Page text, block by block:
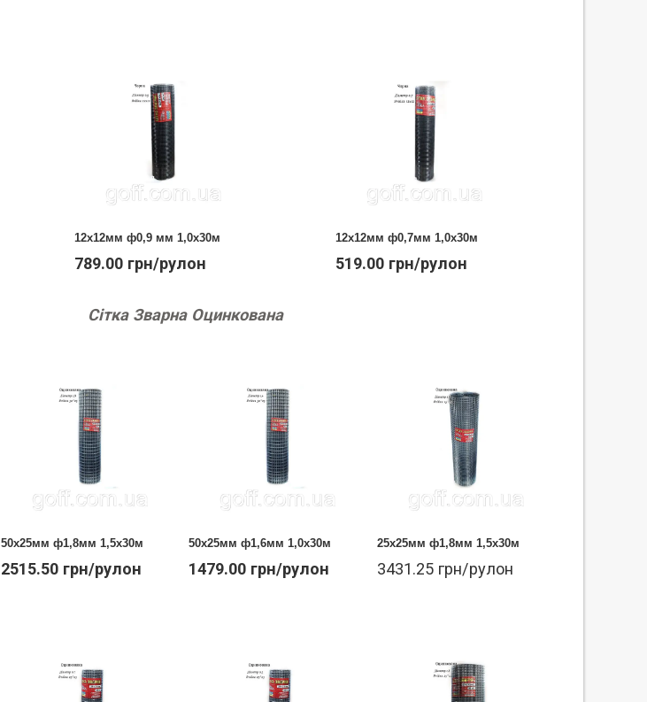
12х12мм ф0,9 мм 1,0х30м
789.00 грн/рулон
12х12мм ф0,7мм 1,0х30м
519.00 грн/рулон
Сітка Зварна Оцинкована
50х25мм ф1,8мм 1,5х30м
2515.50 грн/рулон
50х25мм ф1,6мм 1,0х30м
1479.00 грн/рулон
25х25мм ф1,8мм 1,5х30м
3431.25 грн/рулон